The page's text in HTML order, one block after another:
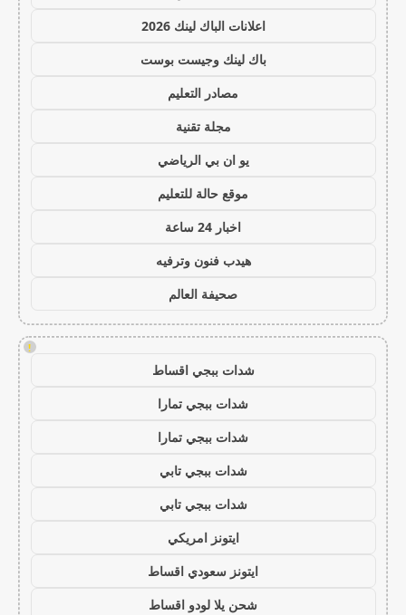
اعلانات الباك لينك 2026
باك لينك وجيست بوست
مصادر التعليم
مجلة تقنية
يو ان بي الرياضي
موقع حالة للتعليم
اخبار 24 ساعة
هيدب فنون وترفيه
صحيفة العالم
!
شدات ببجي اقساط
شدات ببجي تمارا
شدات ببجي تمارا
شدات ببجي تابي
شدات ببجي تابي
ايتونز امريكي
ايتونز سعودي اقساط
شحن يلا لودو اقساط